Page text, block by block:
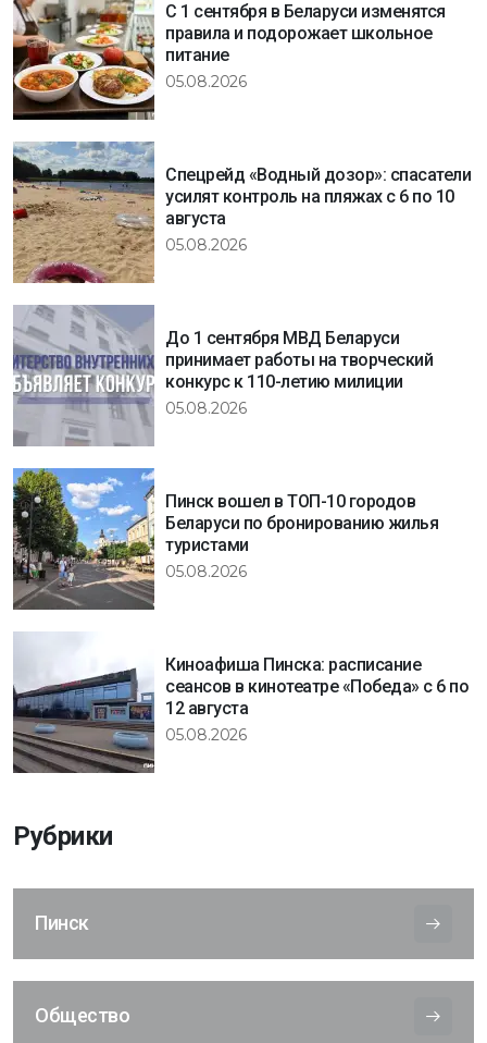
С 1 сентября в Беларуси изменятся
правила и подорожает школьное
питание
05.08.2026
Спецрейд «Водный дозор»: спасатели
усилят контроль на пляжах с 6 по 10
августа
05.08.2026
До 1 сентября МВД Беларуси
принимает работы на творческий
конкурс к 110-летию милиции
05.08.2026
Пинск вошел в ТОП-10 городов
Беларуси по бронированию жилья
туристами
05.08.2026
Киноафиша Пинска: расписание
сеансов в кинотеатре «Победа» с 6 по
12 августа
05.08.2026
Рубрики
Пинск
Общество